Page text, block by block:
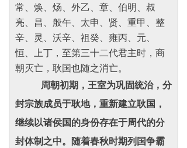
常、焕、炀、外乙、章、伯明、叔
亮、昌、般午、太申、贤、重甲、整
辛、灵、沃辛、祖癸、雍丙、元、
恒、上丁，至第三十二代君主时，商
朝灭亡，耿国也随之消亡。
周朝初期，王室为巩固统治，分
封宗族成员于耿地，重新建立耿国，
继续以诸侯国的身份存在于周代的分
封体制之中。随着春秋时期列国争霸